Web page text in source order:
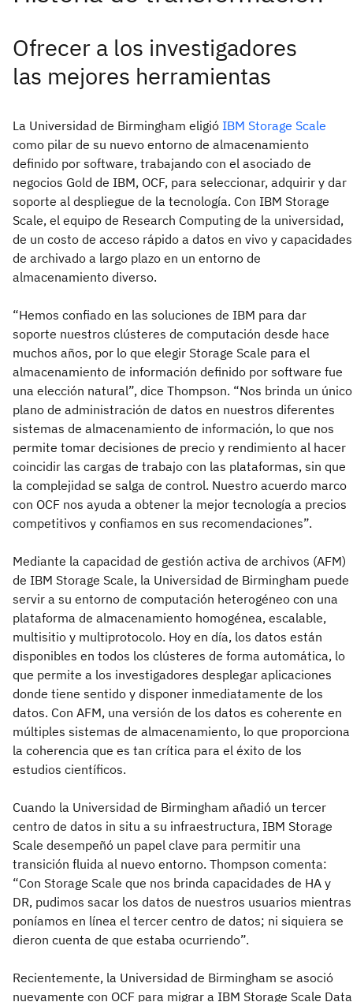
Ofrecer a los investigadores
las mejores herramientas
La Universidad de Birmingham eligió IBM Storage Scale
como pilar de su nuevo entorno de almacenamiento
definido por software, trabajando con el asociado de
negocios Gold de IBM, OCF, para seleccionar, adquirir y dar
soporte al despliegue de la tecnología. Con IBM Storage
Scale, el equipo de Research Computing de la universidad,
de un costo de acceso rápido a datos en vivo y capacidades
de archivado a largo plazo en un entorno de
almacenamiento diverso.
“Hemos confiado en las soluciones de IBM para dar
soporte nuestros clústeres de computación desde hace
muchos años, por lo que elegir Storage Scale para el
almacenamiento de información definido por software fue
una elección natural”, dice Thompson. “Nos brinda un único
plano de administración de datos en nuestros diferentes
sistemas de almacenamiento de información, lo que nos
permite tomar decisiones de precio y rendimiento al hacer
coincidir las cargas de trabajo con las plataformas, sin que
la complejidad se salga de control. Nuestro acuerdo marco
con OCF nos ayuda a obtener la mejor tecnología a precios
competitivos y confiamos en sus recomendaciones”.
Mediante la capacidad de gestión activa de archivos (AFM)
de IBM Storage Scale, la Universidad de Birmingham puede
servir a su entorno de computación heterogéneo con una
plataforma de almacenamiento homogénea, escalable,
multisitio y multiprotocolo. Hoy en día, los datos están
disponibles en todos los clústeres de forma automática, lo
que permite a los investigadores desplegar aplicaciones
donde tiene sentido y disponer inmediatamente de los
datos. Con AFM, una versión de los datos es coherente en
múltiples sistemas de almacenamiento, lo que proporciona
la coherencia que es tan crítica para el éxito de los
estudios científicos.
Cuando la Universidad de Birmingham añadió un tercer
centro de datos in situ a su infraestructura, IBM Storage
Scale desempeñó un papel clave para permitir una
transición fluida al nuevo entorno. Thompson comenta:
“Con Storage Scale que nos brinda capacidades de HA y
DR, pudimos sacar los datos de nuestros usuarios mientras
poníamos en línea el tercer centro de datos; ni siquiera se
dieron cuenta de que estaba ocurriendo”.
Recientemente, la Universidad de Birmingham se asoció
nuevamente con OCF para migrar a IBM Storage Scale Data